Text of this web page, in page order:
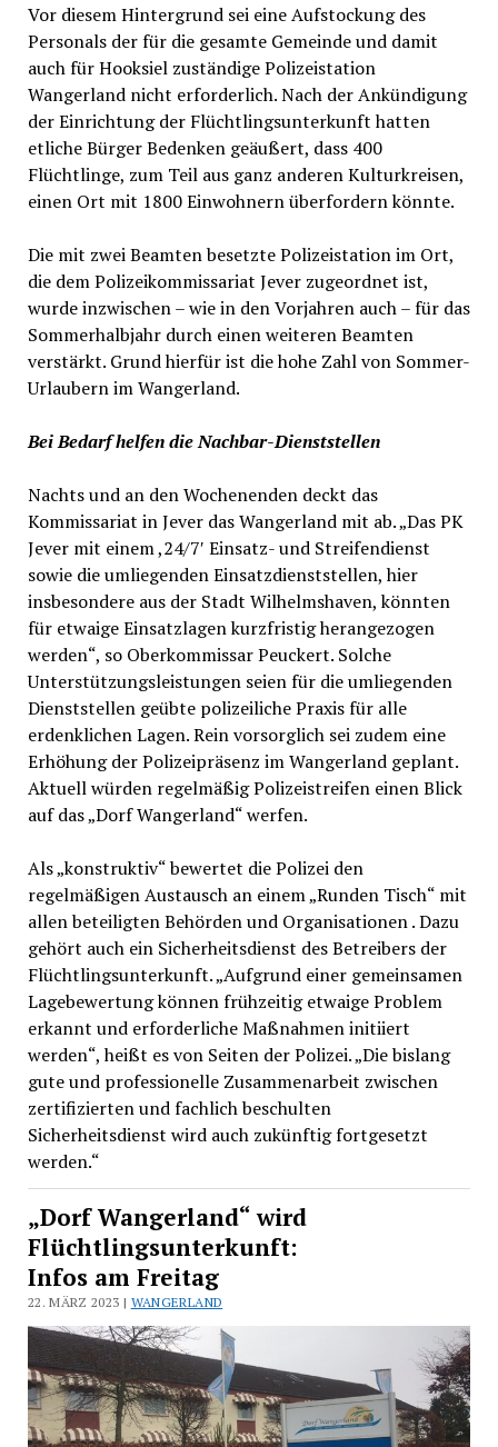
Vor diesem Hintergrund sei eine Aufstockung des
Personals der für die gesamte Gemeinde und damit
auch für Hooksiel zuständige Polizeistation
Wangerland nicht erforderlich. Nach der Ankündigung
der Einrichtung der Flüchtlingsunterkunft hatten
etliche Bürger Bedenken geäußert, dass 400
Flüchtlinge, zum Teil aus ganz anderen Kulturkreisen,
einen Ort mit 1800 Einwohnern überfordern könnte.
Die mit zwei Beamten besetzte Polizeistation im Ort,
die dem Polizeikommissariat Jever zugeordnet ist,
wurde inzwischen – wie in den Vorjahren auch – für das
Sommerhalbjahr durch einen weiteren Beamten
verstärkt. Grund hierfür ist die hohe Zahl von Sommer-
Urlaubern im Wangerland.
Bei Bedarf helfen die Nachbar-Dienststellen
Nachts und an den Wochenenden deckt das
Kommissariat in Jever das Wangerland mit ab. „Das PK
Jever mit einem ,24/7′ Einsatz- und Streifendienst
sowie die umliegenden Einsatzdienststellen, hier
insbesondere aus der Stadt Wilhelmshaven, könnten
für etwaige Einsatzlagen kurzfristig herangezogen
werden“, so Oberkommissar Peuckert. Solche
Unterstützungsleistungen seien für die umliegenden
Dienststellen geübte polizeiliche Praxis für alle
erdenklichen Lagen. Rein vorsorglich sei zudem eine
Erhöhung der Polizeipräsenz im Wangerland geplant.
Aktuell würden regelmäßig Polizeistreifen einen Blick
auf das „Dorf Wangerland“ werfen.
Als „konstruktiv“ bewertet die Polizei den
regelmäßigen Austausch an einem „Runden Tisch“ mit
allen beteiligten Behörden und Organisationen . Dazu
gehört auch ein Sicherheitsdienst des Betreibers der
Flüchtlingsunterkunft. „Aufgrund einer gemeinsamen
Lagebewertung können frühzeitig etwaige Problem
erkannt und erforderliche Maßnahmen initiiert
werden“, heißt es von Seiten der Polizei. „Die bislang
gute und professionelle Zusammenarbeit zwischen
zertifizierten und fachlich beschulten
Sicherheitsdienst wird auch zukünftig fortgesetzt
werden.“
„Dorf Wangerland“ wird
Flüchtlingsunterkunft:
Infos am Freitag
22. MÄRZ 2023 | WANGERLAND